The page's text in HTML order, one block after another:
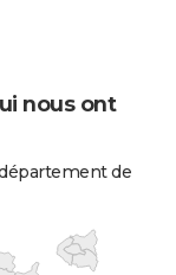
nous ont
de